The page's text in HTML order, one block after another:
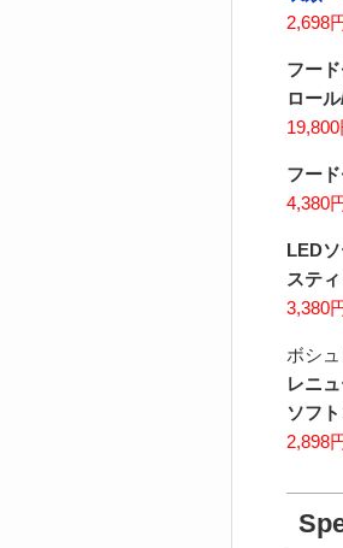
2,698
フー
ロー
フー
4,380
LED
ステ
3,380
ボシ
レニ
ソフ
2,898